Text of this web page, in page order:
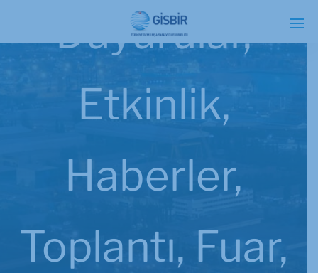
Duyurular,
Etkinlik,
Haberler,
Toplantı, Fuar,